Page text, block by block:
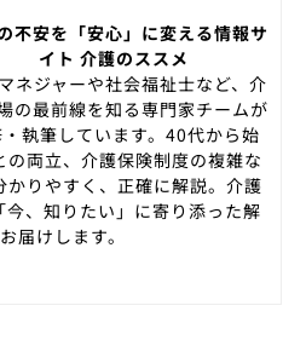
不安を「安心」に変える情報サ
イト 介護のススメ
ネジャーや社会福祉士など、介
の最前線を知る専門家チームが
・執筆しています。40代から始
の両立、介護保険制度の複雑な
りやすく、正確に解説。介護
今、知りたい」に寄り添った解
届けします。